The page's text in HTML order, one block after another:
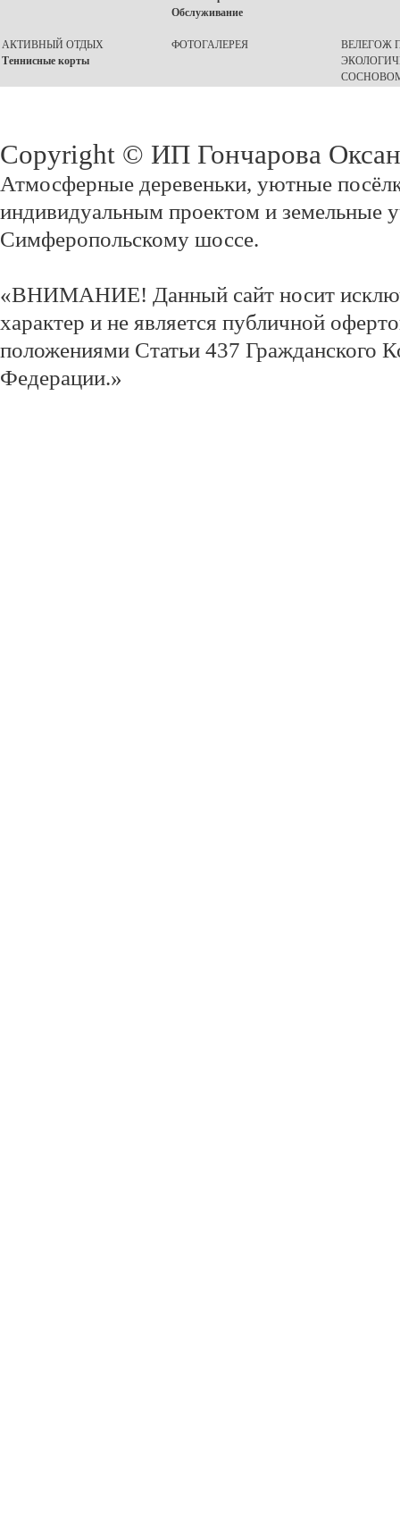
Обслуживание
АКТИВНЫЙ ОТДЫХ
Теннисные корты
ФОТОГАЛЕРЕЯ
ВЕЛЕГОЖ
Copyright © ИП Гончарова
Атмосферные деревеньки, уютные
индивидуальным проектом и земельные
Симферопольскому шоссе.
«ВНИМАНИЕ! Данный сайт носит
характер и не является публичной
положениями Статьи 437 Гражданского
Федерации.»